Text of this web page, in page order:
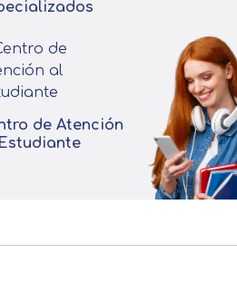
de Atención